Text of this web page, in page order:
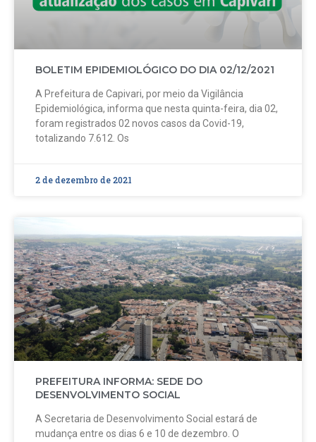
BOLETIM EPIDEMIOLÓGICO DO DIA 02/12/2021
A Prefeitura de Capivari, por meio da Vigilância
Epidemiológica, informa que nesta quinta-feira, dia 02,
foram registrados 02 novos casos da Covid-19,
totalizando 7.612. Os
2 de dezembro de 2021
PREFEITURA INFORMA: SEDE DO
DESENVOLVIMENTO SOCIAL
A Secretaria de Desenvolvimento Social estará de
mudança entre os dias 6 e 10 de dezembro. O